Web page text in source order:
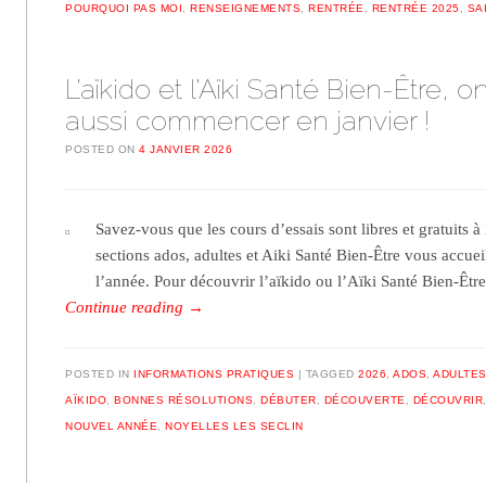
POURQUOI PAS MOI ,RENSEIGNEMENTS ,RENTRÉE RENTRÉE 2025
L’aïkido et l’Aïki Santé Bien-Être,
aussi commencer en janvier !
POSTED ON4 JANVIER 2026
Savez-vous que les cours d’essais sont libres et gratuits
sections ados, adultes et Aiki Santé Bien-Être vous
l’année. Pour découvrir l’aïkido ou l’Aïki Santé Bien-
Continue reading →
POSTED IN INFORMATIONS PRATIQUES TAGGED2026 ,ADOS ,ADULTES
AÏKIDO ,BONNES RÉSOLUTIONS ,DÉBUTER DÉCOUVERTE DÉCOUVRIR
NOUVEL ANNÉE ,NOYELLES LES SECLIN